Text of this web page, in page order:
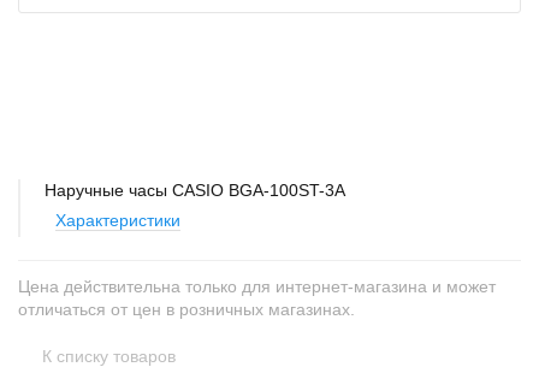
Наручные часы CASIO BGA-100ST-3A
Характеристики
Цена действительна только для интернет-магазина и может
отличаться от цен в розничных магазинах.
К списку товаров